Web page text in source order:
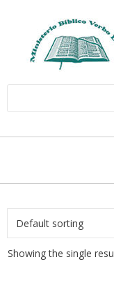
Showing the single